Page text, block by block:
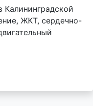
Калининградской
ЖКТ, сердечно-